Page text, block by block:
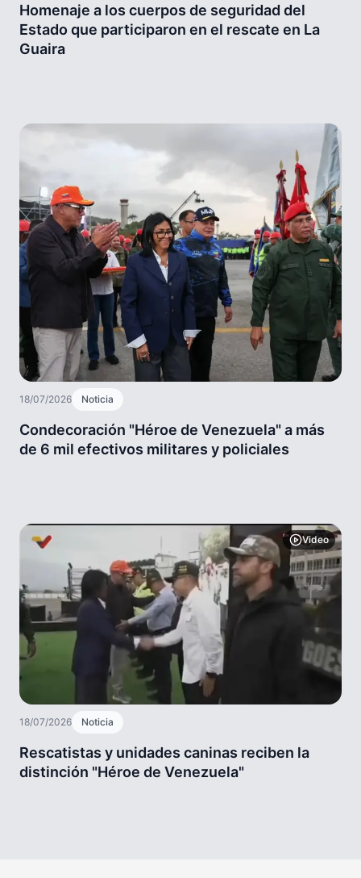
Homenaje a los cuerpos de seguridad del
Estado que participaron en el rescate en La
Guaira
18/07/2026 Noticia
Condecoración "Héroe de Venezuela" a más
de 6 mil efectivos militares y policiales
Video
18/07/2026 Noticia
Rescatistas y unidades caninas reciben la
distinción "Héroe de Venezuela"